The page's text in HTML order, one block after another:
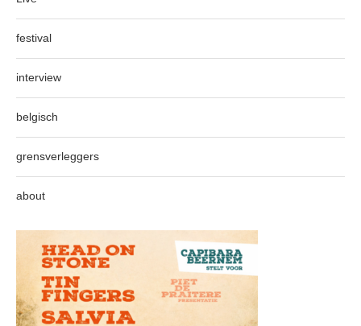
festival
interview
belgisch
grensverleggers
about